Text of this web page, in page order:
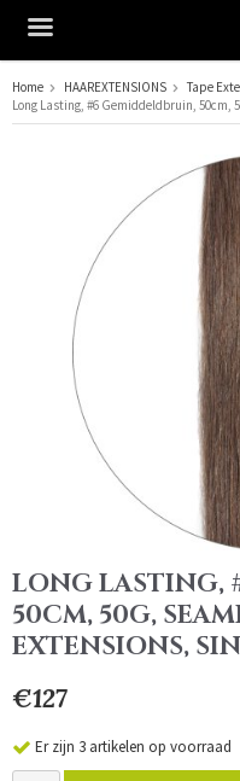
Het product is
Home HAAREXTENSIONS Tape
Long Lasting, #6 Gemiddeldbruin, 50cm,
LONG LASTING,
50CM, 50G,
EXTENSIONS,
€127
Er zijn 3 artikelen op voorraad